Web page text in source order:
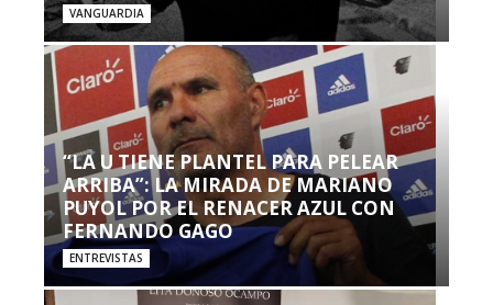
VANGUARDIA
“LA U TIENE PLANTEL PARA PELEAR
ARRIBA”: LA MIRADA DE MARIANO
PUYOL POR EL RENACER AZUL CON
FERNANDO GAGO
ENTREVISTAS